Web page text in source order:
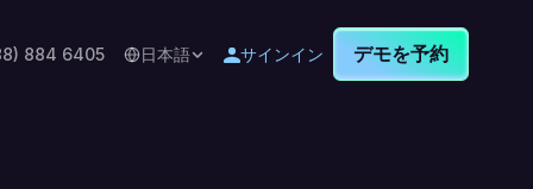
884 6405 日本語 サインイン デモを予約